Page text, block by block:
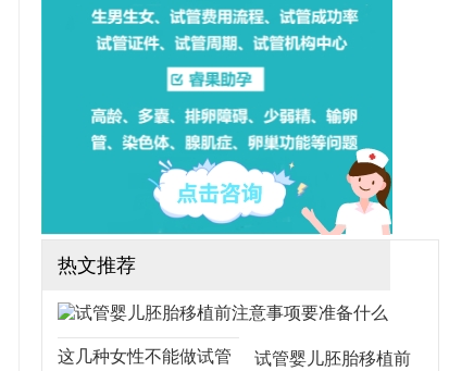
热文推荐
试管婴儿胚胎移植前
这几种女性不能做试管